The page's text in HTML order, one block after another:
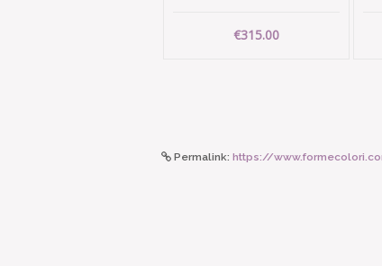
€315.00
Permalink: https://